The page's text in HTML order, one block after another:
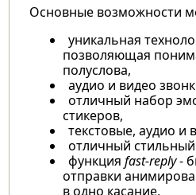
Основные возможности
уникальная
позволяющая
полуслова,
аудио и видео
отличный набор
стикеров,
текстовые, аудио и
отличный
функция fast-reply-
отправки
в одно касание,